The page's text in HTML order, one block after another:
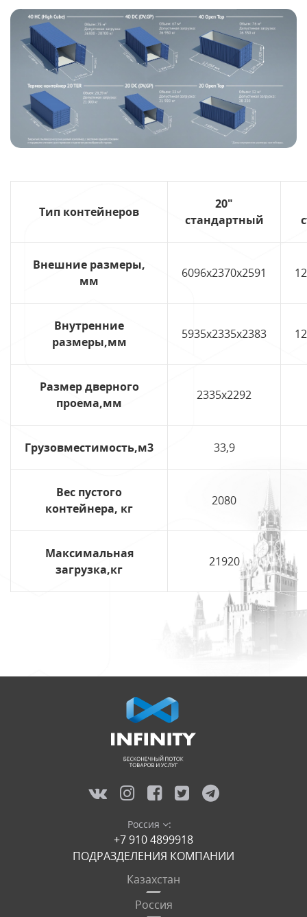
Тип контейнеров
20"
стандартный
Внешние размеры,
мм
6096х2370х2591
Внутренние
размеры,мм
5935х2335х2383
Размер дверного
проема,мм
2335х2292
Грузовместимость,м3 33,9
Вес пустого
контейнера, кг
2080
Максимальная
загрузка,кг
21920
Россия :
+7 910 4899918
ПОДРАЗДЕЛЕНИЯ КОМПАНИИ
Казахстан
Россия